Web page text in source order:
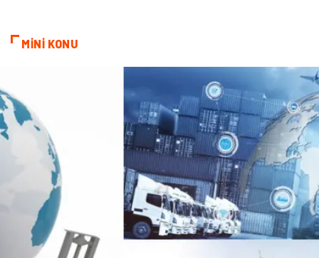
Google Sıralama
MİNİ KONU